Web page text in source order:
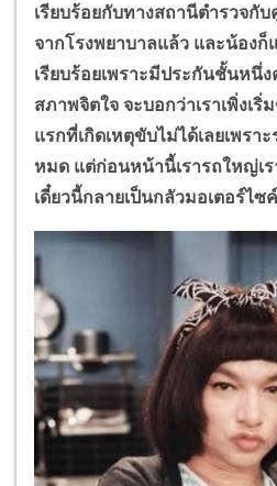
เรียบร้อยกับทางสถานีตำรวจกั
จากโรงพยาบาลแล้ว และน้องก็
เรียบร้อยเพราะมีประกันชั้นหนึ่
สภาพจิตใจ จะบอกว่าเราเพิ่งเ
แรกที่เกิดเหตุขับไม่ได้เลยเพรา
หมด แต่ก่อนหน้านี้เรารถใหญ่เ
เดี๋ยวนี้กลายเป็นกลัวมอเตอร์ไ